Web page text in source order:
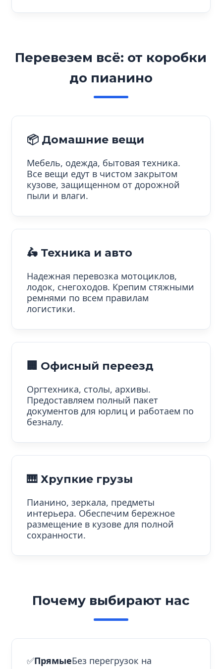
Перевезем всё: от коробки
до пианино
📦 Домашние вещи
Мебель, одежда, бытовая техника.
Все вещи едут в чистом закрытом
кузове, защищенном от дорожной
пыли и влаги.
🛵 Техника и авто
Надежная перевозка мотоциклов,
лодок, снегоходов. Крепим стяжными
ремнями по всем правилам
логистики.
🏢 Офисный переезд
Оргтехника, столы, архивы.
Предоставляем полный пакет
документов для юрлиц и работаем по
безналу.
🎹 Хрупкие грузы
Пианино, зеркала, предметы
интерьера. Обеспечим бережное
размещение в кузове для полной
сохранности.
Почему выбирают нас
✅ПрямыеБез перегрузок на